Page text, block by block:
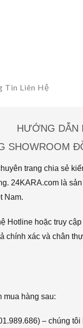
Tin Liên Hệ
HƯỚNG DẪN
SHOWROOM
trang chia sẻ
24KARA.com là
Nam.
Hotline hoặc truy
chính xác và chân
mua hàng sau:
– chúng